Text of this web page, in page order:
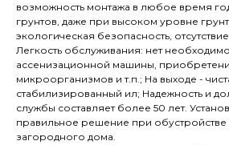
возможность монтажа в любое время
грунтов, даже при высоком уровне
экологическая безопасность,
Легкость обслуживания: нет
ассенизационной машины,
микроорганизмов и т.п.; На выходе -
стабилизированный ил; Надежность и
службы составляет более 50 лет.
правильное решение при обустройстве
загородного дома.